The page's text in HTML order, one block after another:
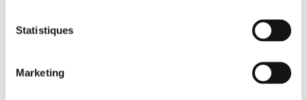
Statistiques
Marketing
NUMÉRO DE L'ÉTUDE:
MÉDECIN INVESTIGATEUR: